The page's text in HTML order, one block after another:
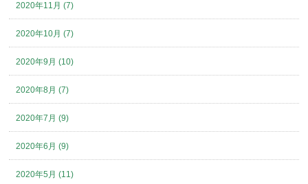
2020年11月 (7)
2020年10月 (7)
2020年9月 (10)
2020年8月 (7)
2020年7月 (9)
2020年6月 (9)
2020年5月 (11)